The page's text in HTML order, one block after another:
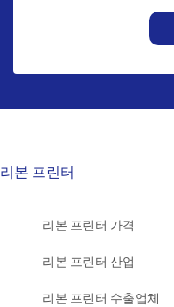
리본 프린터
리본 프린터 가격
리본 프린터 산업
리본 프린터 수출업체